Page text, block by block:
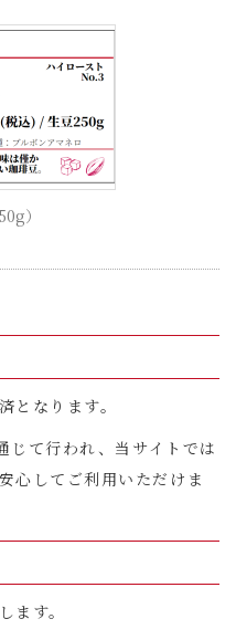
）
となります。
て行われ、当サイトでは
心してご利用いただけま
ます。